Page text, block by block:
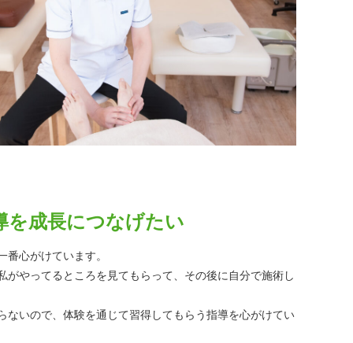
を成長につなげたい
心がけています。
やってるところを見てもらって、その後に自分で施術し
ないので、体験を通じて習得してもらう指導を心がけてい